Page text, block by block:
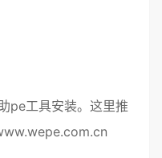
pe工具安装。这里推